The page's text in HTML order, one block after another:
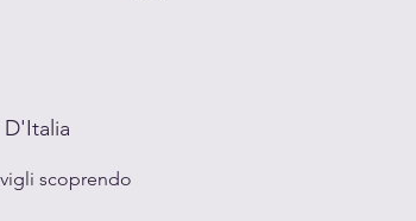
scoprendo